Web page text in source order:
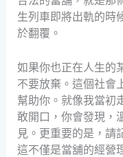
生列車即將出軌的時
於翻覆。
如果你也正在人生的
不要放棄。這個社會
幫助你。就像我當初
敢開口，你會發現，
見。更重要的是，
這不僅是當舖的經營